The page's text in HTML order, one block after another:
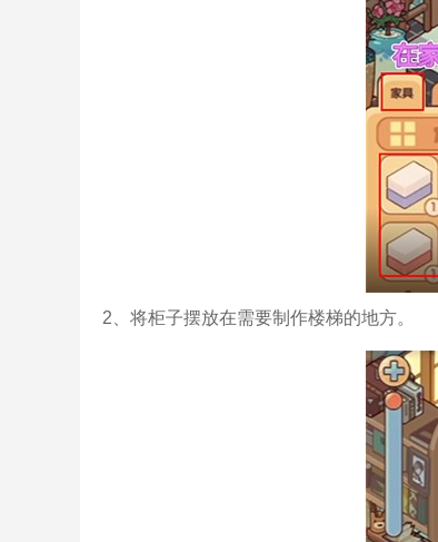
2、将柜子摆放在需要制作楼梯的地方。